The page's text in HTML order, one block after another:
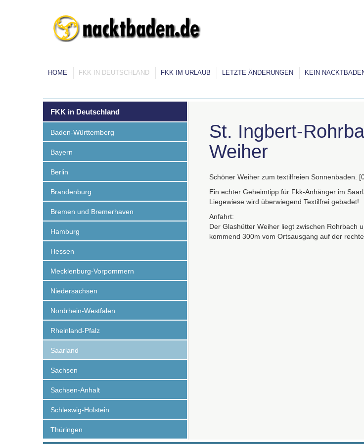
HOME FKK IN DEUTSCHLAND FKK IM URLAUB LETZTE ÄNDERUNGEN KEIN
St. Ingbert-
Weiher
Schöner Weiher zum textilfreien Sonnenbaden.
Ein echter Geheimtipp für Fkk-Anhänger im
Liegewiese wird überwiegend Textilfrei gebadet!
Anfahrt:
Der Glashütter Weiher liegt zwischen Rohrbach
kommend 300m vom Ortsausgang auf der
FKK in Deutschland
Baden-Württemberg
Bayern
Berlin
Brandenburg
Bremen und Bremerhaven
Hamburg
Hessen
Mecklenburg-Vorpommern
Niedersachsen
Nordrhein-Westfalen
Rheinland-Pfalz
Saarland
Sachsen
Sachsen-Anhalt
Schleswig-Holstein
Thüringen